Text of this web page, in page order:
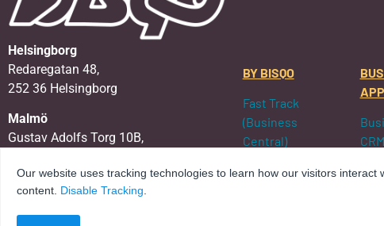
Helsingborg
Redaregatan 48,
252 36 Helsingborg
Malmö
Gustav Adolfs Torg 10B,
E-post: kontakt@bisqo.se
LinkedIn:
BY BISQO
Fast Track
(Business
Central)
Central)
Our website uses tracking technologies to learn how our visitors
content. Disable Tracking